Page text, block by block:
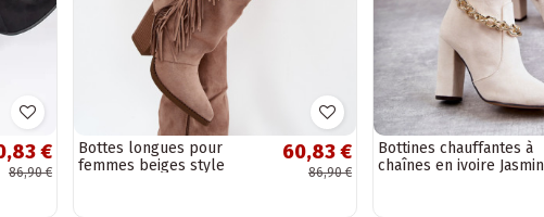
€
86,90 €
Bottes longues pour
femmes beiges style
60,83 €
86,90 €
Bottines chauffantes à
chaînes en ivoire Jasmin